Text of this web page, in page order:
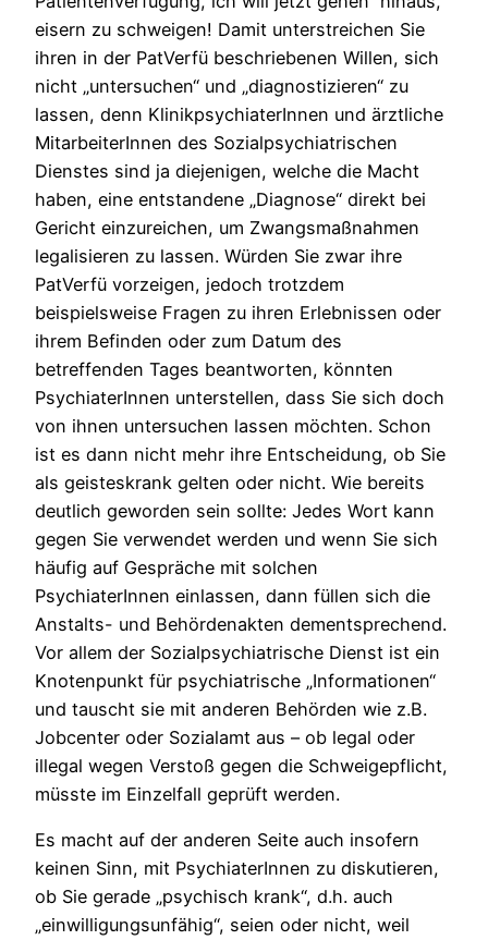
eisern zu schweigen! Damit unterstreichen Sie
ihren in der PatVerfü beschriebenen Willen, sich
nicht „untersuchen“ und „diagnostizieren“ zu
lassen, denn KlinikpsychiaterInnen und ärztliche
MitarbeiterInnen des Sozialpsychiatrischen
Dienstes sind ja diejenigen, welche die Macht
haben, eine entstandene „Diagnose“ direkt bei
Gericht einzureichen, um Zwangsmaßnahmen
legalisieren zu lassen. Würden Sie zwar ihre
PatVerfü vorzeigen, jedoch trotzdem
beispielsweise Fragen zu ihren Erlebnissen oder
ihrem Befinden oder zum Datum des
betreffenden Tages beantworten, könnten
PsychiaterInnen unterstellen, dass Sie sich doch
von ihnen untersuchen lassen möchten. Schon
ist es dann nicht mehr ihre Entscheidung, ob Sie
als geisteskrank gelten oder nicht. Wie bereits
deutlich geworden sein sollte: Jedes Wort kann
gegen Sie verwendet werden und wenn Sie sich
häufig auf Gespräche mit solchen
PsychiaterInnen einlassen, dann füllen sich die
Anstalts- und Behördenakten dementsprechend.
Vor allem der Sozialpsychiatrische Dienst ist ein
Knotenpunkt für psychiatrische „Informationen“
und tauscht sie mit anderen Behörden wie z.B.
Jobcenter oder Sozialamt aus – ob legal oder
illegal wegen Verstoß gegen die Schweigepflicht,
müsste im Einzelfall geprüft werden.
Es macht auf der anderen Seite auch insofern
keinen Sinn, mit PsychiaterInnen zu diskutieren,
ob Sie gerade „psychisch krank“, d.h. auch
„einwilligungsunfähig“, seien oder nicht, weil